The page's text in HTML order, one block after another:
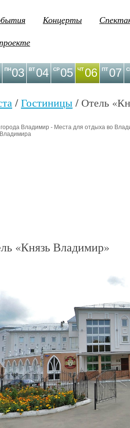
Концерты
03
ПН 04
ВТ 05
СР 06
ЧТ 07
ПТ
/Гостиницы / Отель
города Владимир - Места для отдыха во
«Князь Владимир»